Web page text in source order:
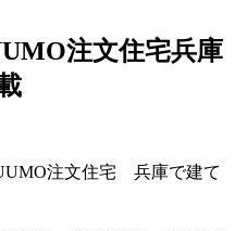
注文住宅兵庫
注文住宅 兵庫で建て